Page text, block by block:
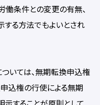
条件との変更の有無、
る方法でもよいとされ
いては、無期転換申込権
込権の行使による無期